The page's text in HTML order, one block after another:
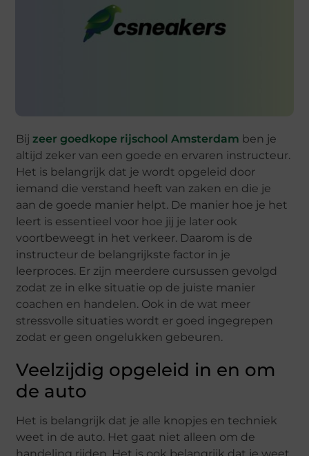
Bijzeer goedkope rijschool Amsterdam ben je
altijd zeker van een goede en ervaren instructeur.
Het is belangrijk dat je wordt opgeleid door
iemand die verstand heeft van zaken en die je
aan de goede manier helpt. De manier hoe je het
leert is essentieel voor hoe jij je later ook
voortbeweegt in het verkeer. Daarom is de
instructeur de belangrijkste factor in je
leerproces. Er zijn meerdere cursussen gevolgd
zodat ze in elke situatie op de juiste manier
coachen en handelen. Ook in de wat meer
stressvolle situaties wordt er goed ingegrepen
zodat er geen ongelukken gebeuren.
Veelzijdig opgeleid in en om
de auto
Het is belangrijk dat je alle knopjes en techniek
weet in de auto. Het gaat niet alleen om de